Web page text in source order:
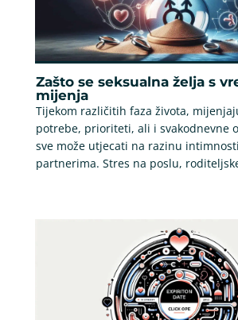
Zašto se seksualna želja s
mijenja
Tijekom različitih faza života,
potrebe, prioriteti, ali i svakodnevne
sve može utjecati na razinu
partnerima. Stres na poslu,